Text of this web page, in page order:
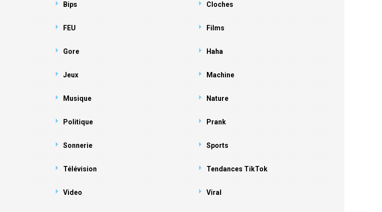
Bips Cloches
FEU Films
Gore Haha
Jeux Machine
Musique Nature
Politique Prank
Sonnerie Sports
Télévision Tendances TikTok
Video Viral